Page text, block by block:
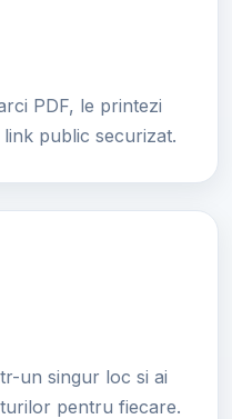
PDF, le printezi
public securizat.
un singur loc si ai
pentru fiecare.